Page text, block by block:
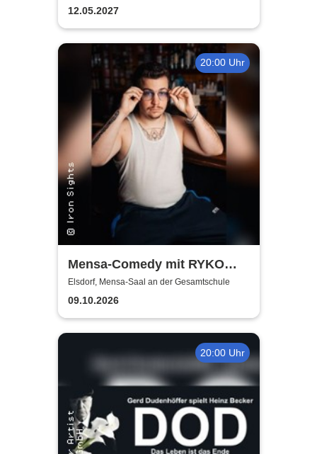
12.05.2027
20:00 Uhr
Mensa-Comedy mit RYKO
und Vincent Tophoven
Elsdorf, Mensa-Saal an der Gesamtschule
09.10.2026
20:00 Uhr